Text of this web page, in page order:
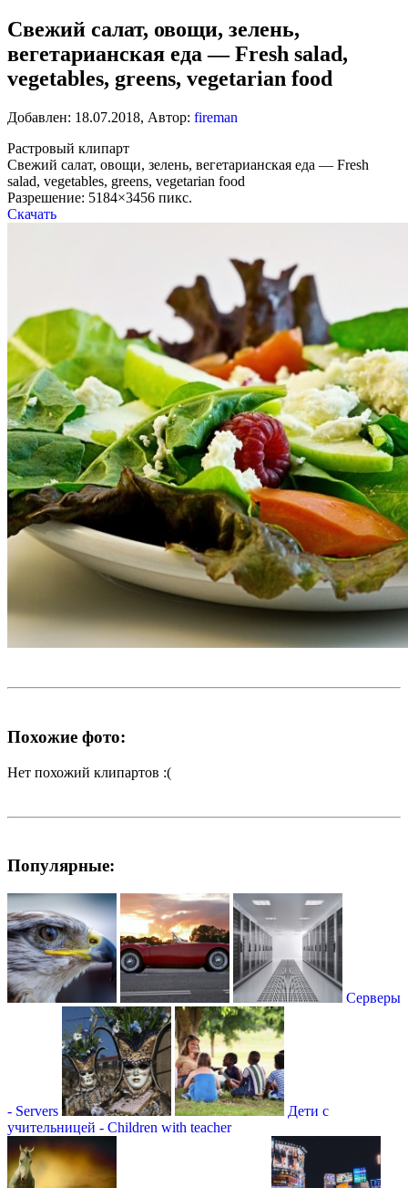
Свежий салат, овощи, зелень,
вегетарианская еда — Fresh salad,
vegetables, greens, vegetarian food
Добавлен: 18.07.2018, Автор: fireman
Растровый клипарт
Свежий салат, овощи, зелень, вегетарианская еда — Fresh
salad, vegetables, greens, vegetarian food
Разрешение: 5184×3456 пикс.
Скачать
Похожие фото:
Нет похожий клипартов :(
Популярные:
Серверы
- Servers
Дети с
учительницей - Children with teacher